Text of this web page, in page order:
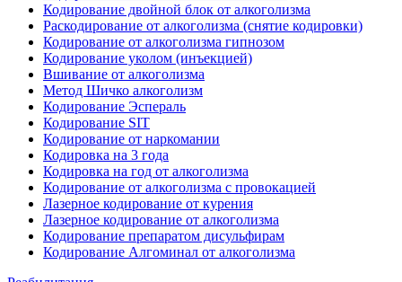
Кодирование двойной блок от алкоголизма
Раскодирование от алкоголизма (снятие кодировки)
Кодирование от алкоголизма гипнозом
Кодирование уколом (инъекцией)
Вшивание от алкоголизма
Метод Шичко алкоголизм
Кодирование Эспераль
Кодирование SIT
Кодирование от наркомании
Кодировка на 3 года
Кодировка на год от алкоголизма
Кодирование от алкоголизма с провокацией
Лазерное кодирование от курения
Лазерное кодирование от алкоголизма
Кодирование препаратом дисульфирам
Кодирование Алгоминал от алкоголизма